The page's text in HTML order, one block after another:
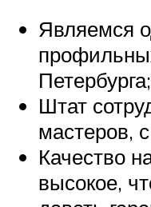
Являемся
Петербурга;
Штат
мастеров,
Качество
высокое,